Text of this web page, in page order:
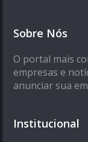
Sobre Nós
O portal mais
empresas e
anunciar sua
Institucional